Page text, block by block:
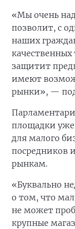
«Мы очень
позволит, с
наших
качественных
защитит
имеют
рынки», —
площадки
для малого
посредников
рынкам.
«Буквально
о том, что
не может
крупные